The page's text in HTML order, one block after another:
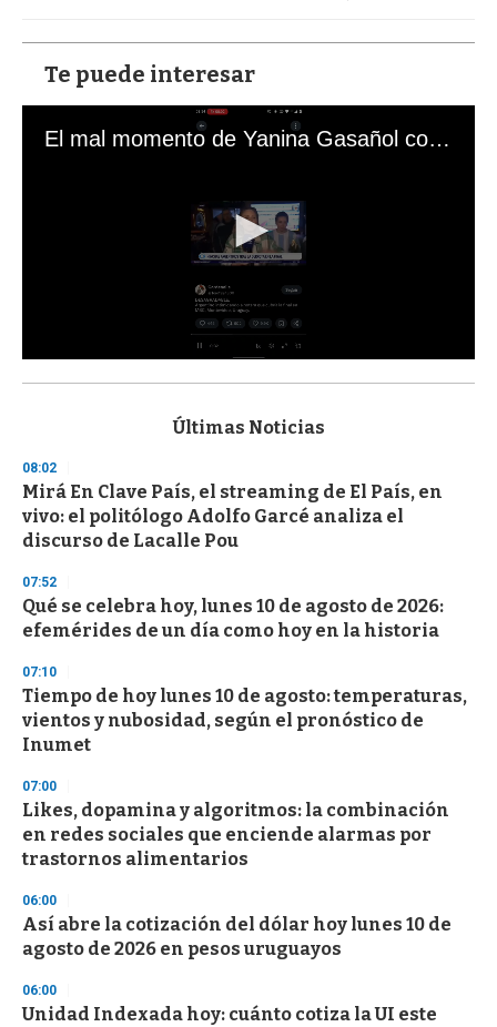
Te puede interesar
El mal momento de Yanina Gasañol con un hincha argentino en "Subrayado"
s
d
s
o
f
3
s
e
c
o
d
s
Últimas Noticias
08:02
Mirá En Clave País, el streaming de El País, en
vivo: el politólogo Adolfo Garcé analiza el
discurso de Lacalle Pou
07:52
Qué se celebra hoy, lunes 10 de agosto de 2026:
efemérides de un día como hoy en la historia
07:10
Tiempo de hoy lunes 10 de agosto: temperaturas,
vientos y nubosidad, según el pronóstico de
Inumet
07:00
Likes, dopamina y algoritmos: la combinación
en redes sociales que enciende alarmas por
trastornos alimentarios
06:00
Así abre la cotización del dólar hoy lunes 10 de
agosto de 2026 en pesos uruguayos
06:00
Unidad Indexada hoy: cuánto cotiza la UI este